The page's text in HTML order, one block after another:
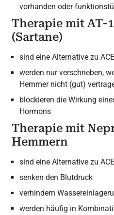
vorhanden oder
Therapie mit AT-
(Sartane)
sind eine Alternative zu
werden nur verschrieben,
Hemmer nicht (gut)
blockieren die Wirkung
Hormons
Therapie mit
Hemmern
sind eine Alternative zu
senken den Blutdruck
verhindern
werden häufig in